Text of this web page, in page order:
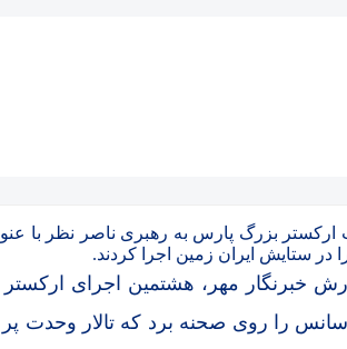
بزرگ پارس به رهبری ناصر نظر با
در ستایش ایران زمین اجرا کردند.
خبرنگار مهر، هشتمین اجرای
را روی صحنه برد که تالار وحدت